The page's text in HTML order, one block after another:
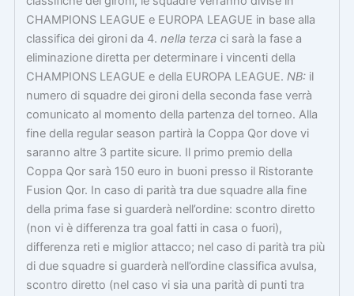
CHAMPIONS LEAGUE e EUROPA LEAGUE in base alla
classifica dei gironi da 4.nella terza ci sarà la fase a
eliminazione diretta per determinare i vincenti della
CHAMPIONS LEAGUE e della EUROPA LEAGUE.NB: il
numero di squadre dei gironi della seconda fase verrà
comunicato al momento della partenza del torneo. Alla
fine della regular season partirà la Coppa Qor dove vi
saranno altre 3 partite sicure. Il primo premio della
Coppa Qor sarà 150 euro in buoni presso il Ristorante
Fusion Qor. In caso di parità tra due squadre alla fine
della prima fase si guarderà nell’ordine: scontro diretto
(non vi è differenza tra goal fatti in casa o fuori),
differenza reti e miglior attacco; nel caso di parità tra più
di due squadre si guarderà nell’ordine classifica avulsa,
scontro diretto (nel caso vi sia una parità di punti tra